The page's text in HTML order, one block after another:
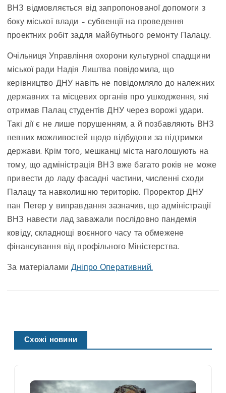
ВНЗ відмовляється від запропонованої допомоги з
боку міської влади – субвенції на проведення
проектних робіт задля майбутнього ремонту Палацу.
Очільниця Управління охорони культурної спадщини
міської ради Надія Лиштва повідомила, що
керівництво ДНУ навіть не повідомляло до належних
державних та місцевих органів про ушкодження, які
отримав Палац студентів ДНУ через ворожі удари.
Такі дії є не лише порушенням, а й позбавляють ВНЗ
певних можливостей щодо відбудови за підтримки
держави. Крім того, мешканці міста наголошують на
тому, що адміністрація ВНЗ вже багато років не може
привести до ладу фасадні частини, численні сходи
Палацу та навколишню територію. Проректор ДНУ
пан Петер у виправдання зазначив, що адміністрації
ВНЗ навести лад заважали послідовно пандемія
ковіду, складнощі воєнного часу та обмежене
фінансування від профільного Міністерства.
За матеріаламиДніпро Оперативний.
Схожі новини